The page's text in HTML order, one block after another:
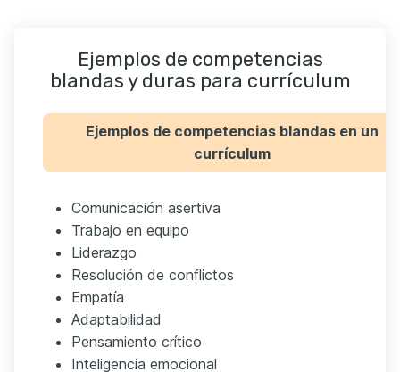
Ejemplos de competencias
blandas y duras para currículum
Ejemplos de competencias blandas en un
currículum
Comunicación asertiva
Trabajo en equipo
Liderazgo
Resolución de conflictos
Empatía
Adaptabilidad
Pensamiento crítico
Inteligencia emocional